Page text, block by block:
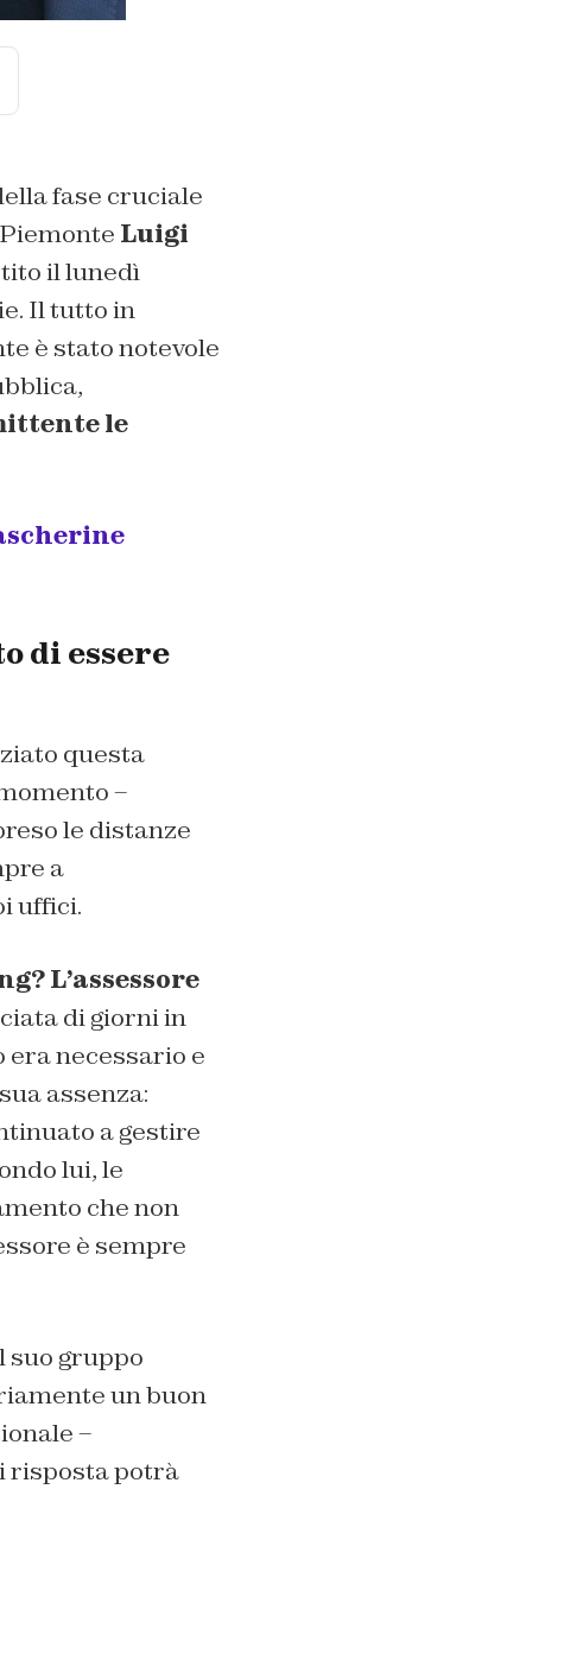
fase cruciale
Luigi
il lunedì
Il tutto in
è stato notevole
le
di essere
questa
–
le distanze
a
uffici.
L’assessore
di giorni in
necessario e
assenza:
a gestire
lui, le
che non
è sempre
suo gruppo
un buon
–
risposta potrà